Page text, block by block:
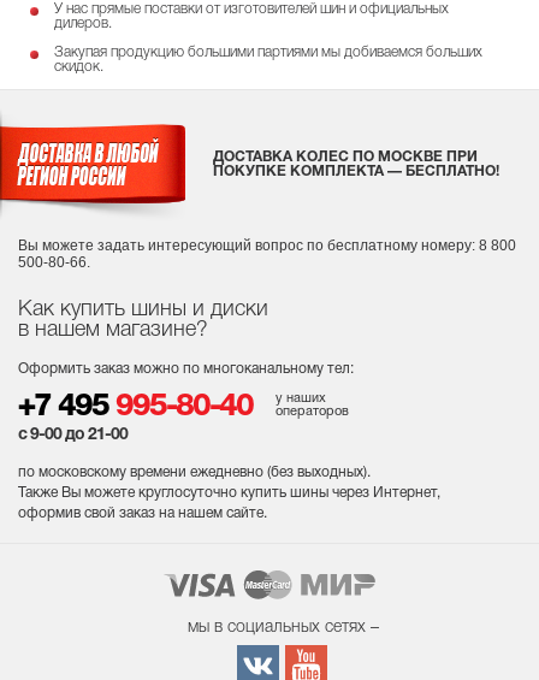
У нас прямые поставки от изготовителей шин и официальных
дилеров.
Закупая продукцию большими партиями мы добиваемся больших
скидок.
Как купить шины и диски
в нашем магазине?
Оформить заказ можно по многоканальному тел:
+7 495 995-80-40
у наших
операторов
с 9-00 до 21-00
по московскому времени ежедневно (без выходных).
Также Вы можете круглосуточно купить шины через Интернет,
оформив свой заказ на нашем сайте.
ДОСТАВКА КОЛЕС ПО МОСКВЕ ПРИ
ПОКУПКЕ КОМПЛЕКТА — БЕСПЛАТНО!
Вы можете задать интересующий вопрос по бесплатному номеру: 8 800
500-80-66.
мы в социальных сетях –